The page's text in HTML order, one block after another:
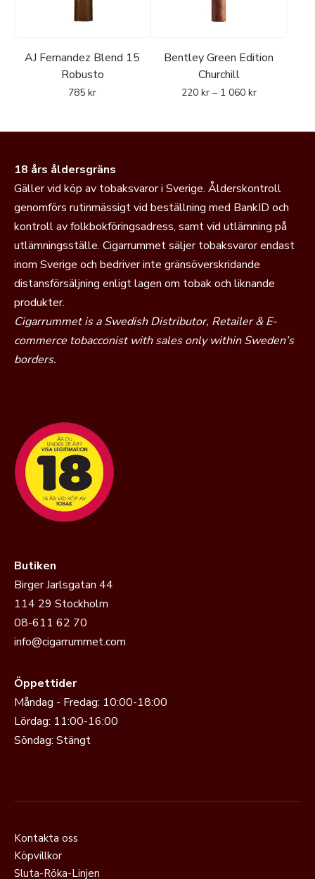
AJ Fernandez Blend 15
Robusto
785 kr
Bentley Green Edition
Churchill
220 kr – 1 060 kr
18 års åldersgräns
Gäller vid köp av tobaksvaror i Sverige. Ålderskontroll
genomförs rutinmässigt vid beställning med BankID och
kontroll av folkbokföringsadress, samt vid utlämning på
utlämningsställe. Cigarrummet säljer tobaksvaror endast
inom Sverige och bedriver inte gränsöverskridande
distansförsäljning enligt lagen om tobak och liknande
produkter.
Cigarrummet is a Swedish Distributor, Retailer & E-
commerce tobacconist with sales only within Sweden’s
borders.
Butiken
Birger Jarlsgatan 44
114 29 Stockholm
08-611 62 70
info@cigarrummet.com
Öppettider
Måndag - Fredag: 10:00-18:00
Lördag: 11:00-16:00
Söndag: Stängt
Kontakta oss
Köpvillkor
Sluta-Röka-Linjen